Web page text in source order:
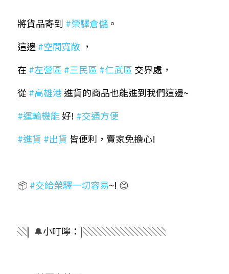
​將貨品寄到 #榮驛倉儲 。
這邊 #空間寬敞 ，
​在 #左營區 #三民區 #仁武區 交界處，
​從 #高雄港 進貨的商品也能進到我們這邊~
#運輸機能 好! #交通方便
#進貨 #出貨 皆便利，賣家免擔心!
📦 #交給榮驛一切容易~! 😊
░| ​ 🔔小叮嚀：|░░░░░░░░░